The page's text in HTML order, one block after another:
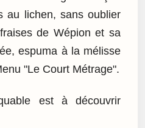
au lichen, sans oublier
de Wépion et sa
espuma à la mélisse
"Le Court Métrage".
est à découvrir